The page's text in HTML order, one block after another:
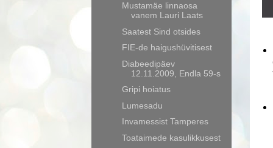
Mustamäe linnaosa
vanem Lauri Laats
Saatest Sind otsides
FIE-de haigushüvitisest
Diabeedipäev
12.11.2009, Endla 59-s
Gripi hoiatus
Lumesadu
Invamessist Tamperes
Toataimede kasulikkusest